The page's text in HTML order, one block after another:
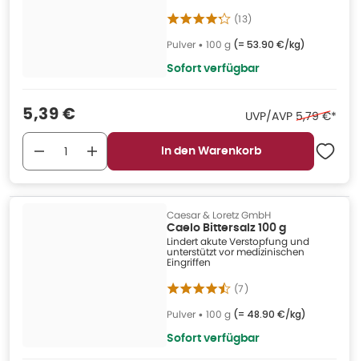
(13)
Pulver • 100 g (= 53.90 €/kg)
Sofort verfügbar
Verkaufspreis
5,39 € UVP/AVP Ehemaliger
5,79 €*
In den Warenkorb
Caesar & Loretz GmbH
Caelo Bittersalz 100 g
Lindert akute Verstopfung und
unterstützt vor medizinischen
Eingriffen
(7)
Pulver • 100 g (= 48.90 €/kg)
Sofort verfügbar